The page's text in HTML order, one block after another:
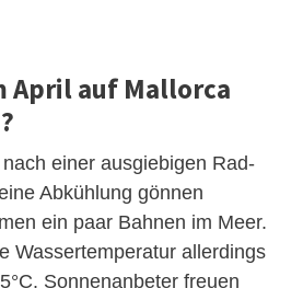
April auf Mallorca
einer ausgiebigen Rad-
Abkühlung gönnen
ein paar Bahnen im Meer.
Wassertemperatur allerdings
Sonnenanbeter freuen